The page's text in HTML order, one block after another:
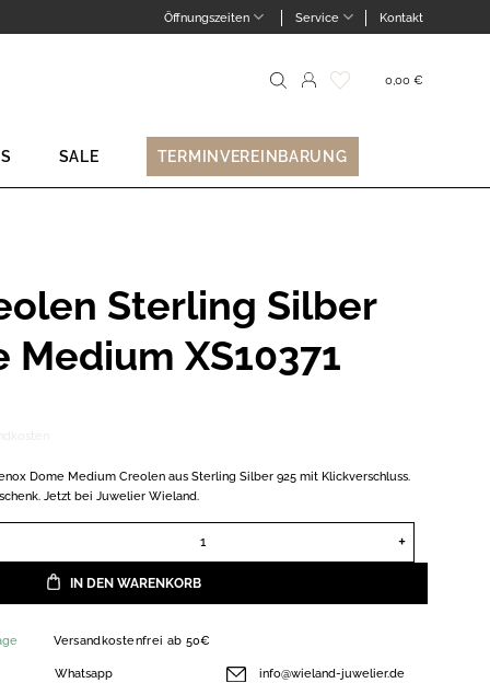
Öffnungszeiten Service Kontakt
Suche
0,00€
SALE TERMINVEREINBARUNG
Sterling Silber
Medium XS10371
Dome Medium Creolen aus Sterling Silber 925 mit Klickverschluss.
Jetzt bei Juwelier Wieland.
Xenox Creolen Sterling Silber 925 Dome Medium XS10371 Menge
IN DEN WARENKORB
Versandkostenfrei ab 50€
Whatsapp info@wieland-juwelier.de